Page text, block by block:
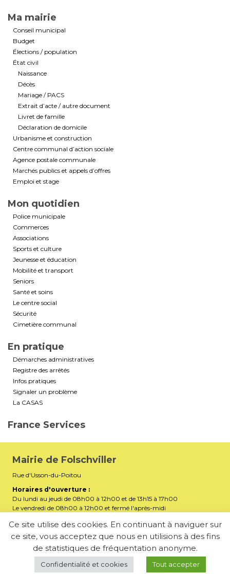
Ma mairie
Conseil municipal
Budget
Élections / population
État civil
Naissance
Décès
Mariage / PACS
Extrait d’acte / autre document
Livret de famille
Déclaration de domicile
Urbanisme et construction
Centre communal d’action sociale
Agence postale communale
Marchés publics et appels d’offres
Emploi et stage
Mon quotidien
Police municipale
Commerces
Associations
Sports et culture
Jeunesse et éducation
Mobilité et transport
Seniors
Santé et soins
Le centre social
Sécurité
Cimetière communal
En pratique
Démarches administratives
Registre des arrêtés
Infos pratiques
Signaler un problème
La CASAS
France Services
Mairie de Folschviller
Rue d'Usson-du-Poitou
Horaires d'ouverture :
Du lundi au jeudi de 08h00 à 12h00 et de 13h15 à 17h00
Le vendredi de 08h00 à 12h00 et fermé l'après-midi
Téléphone :03 87 29 32 90
E-mail : mairiefolschviller57730@gmail.com
Membre de la Communauté d’Agglomération Saint-Avold
Synergie
Ce site utilise des cookies. En continuant à naviguer sur
ce site, vous acceptez que nous en utilisions à des fins
de statistiques de fréquentation anonyme.
Confidentialité et cookies Tout accepter